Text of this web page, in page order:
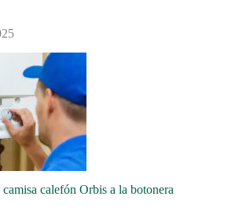
calefón Orbis a la botonera